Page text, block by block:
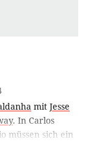
mit Jesse
. In Carlos
müssen sich ein